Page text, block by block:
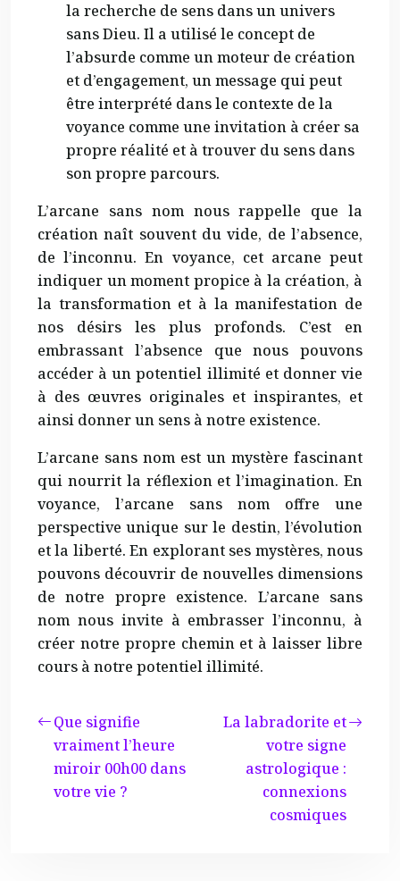
la recherche de sens dans un univers
sans Dieu. Il a utilisé le concept de
l’absurde comme un moteur de création
et d’engagement, un message qui peut
être interprété dans le contexte de la
voyance comme une invitation à créer sa
propre réalité et à trouver du sens dans
son propre parcours.
L’arcane sans nom nous rappelle que la
création naît souvent du vide, de l’absence,
de l’inconnu. En voyance, cet arcane peut
indiquer un moment propice à la création, à
la transformation et à la manifestation de
nos désirs les plus profonds. C’est en
embrassant l’absence que nous pouvons
accéder à un potentiel illimité et donner vie
à des œuvres originales et inspirantes, et
ainsi donner un sens à notre existence.
L’arcane sans nom est un mystère fascinant
qui nourrit la réflexion et l’imagination. En
voyance, l’arcane sans nom offre une
perspective unique sur le destin, l’évolution
et la liberté. En explorant ses mystères, nous
pouvons découvrir de nouvelles dimensions
de notre propre existence. L’arcane sans
nom nous invite à embrasser l’inconnu, à
créer notre propre chemin et à laisser libre
cours à notre potentiel illimité.
Que signifie
vraiment l’heure
miroir 00h00 dans
votre vie ?
La labradorite et
votre signe
astrologique :
connexions
cosmiques